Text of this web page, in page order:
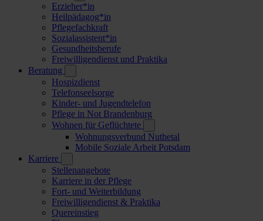
Erzieher*in
Heilpädagog*in
Pflegefachkraft
Sozialassistent*in
Gesundheitsberufe
Freiwilligendienst und Praktika
Beratung
Hospizdienst
Telefonseelsorge
Kinder- und Jugendtelefon
Pflege in Not Brandenburg
Wohnen für Geflüchtete
Wohnungsverbund Nuthetal
Mobile Soziale Arbeit Potsdam
Karriere
Stellenangebote
Karriere in der Pflege
Fort- und Weiterbildung
Freiwilligendienst & Praktika
Quereinstieg